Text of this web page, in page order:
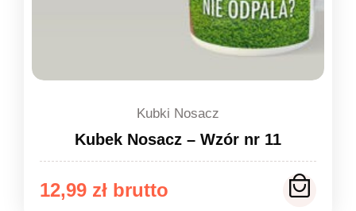
Kubki Nosacz
Kubek Nosacz – Wzór nr 11
12,99 zł